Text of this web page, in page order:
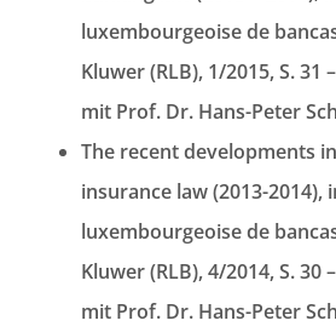
luxembourgeoise de
Kluwer (RLB), 1/2015, S. 31
mit Prof. Dr. Hans-Peter
The recent developments
insurance law (2013-2014),
luxembourgeoise de
Kluwer (RLB), 4/2014, S. 30
mit Prof. Dr. Hans-Peter